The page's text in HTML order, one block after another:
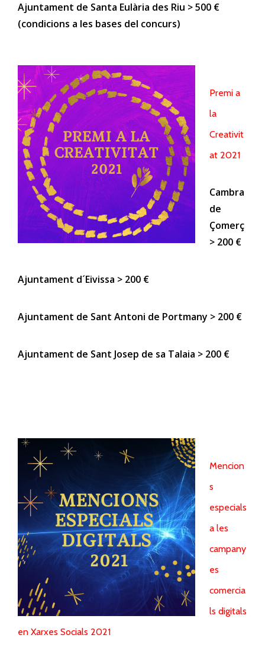
Ajuntament de Santa Eulària des Riu > 500 €
(condicions a les bases del concurs)
Premi a
la
Creativit
at 2021
Cambra
de
Çomerç
> 200 €
Ajuntament d´Eivissa > 200 €
Ajuntament de Sant Antoni de Portmany > 200 €
Ajuntament de Sant Josep de sa Talaia > 200 €
Mencion
s
especials
a les
campany
es
comercia
ls digitals
en Xarxes Socials 2021